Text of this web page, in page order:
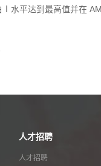
水平达到最高值并在
人才招聘
人才招聘